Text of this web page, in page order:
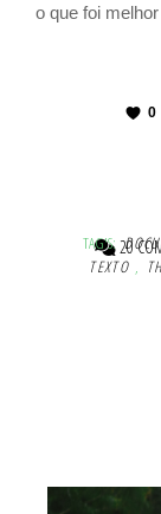
o que foi
20
0
TAG'S:
TEXTO ,